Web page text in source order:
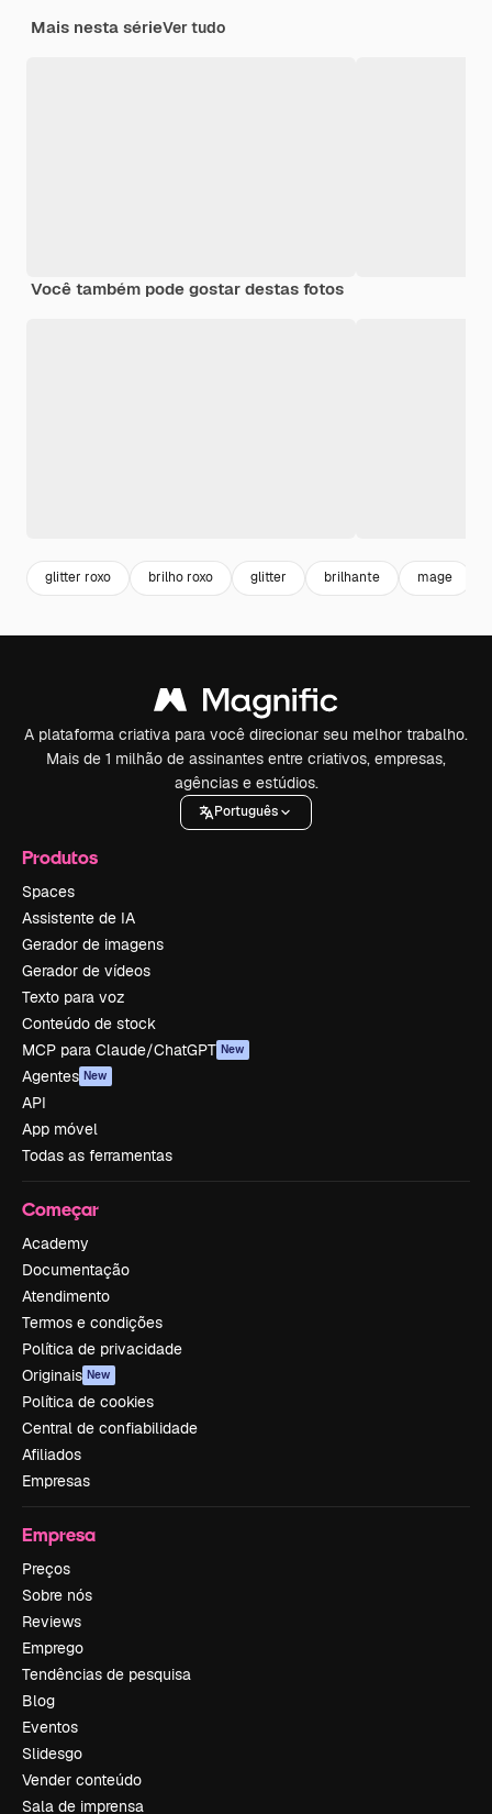
Mais nesta sérieVer tudo
Você também pode gostar destas fotos
glitter roxo brilho roxo glitter brilhante mage
A plataforma criativa para você direcionar seu melhor trabalho.
Mais de 1 milhão de assinantes entre criativos, empresas,
agências e estúdios.
Português
Produtos
Spaces
Assistente de IA
Gerador de imagens
Gerador de vídeos
Texto para voz
Conteúdo de stock
MCP para Claude/ChatGPT New
Agentes New
API
App móvel
Todas as ferramentas
Começar
Academy
Documentação
Atendimento
Termos e condições
Política de privacidade
Originais New
Política de cookies
Central de confiabilidade
Afiliados
Empresas
Empresa
Preços
Sobre nós
Reviews
Emprego
Tendências de pesquisa
Blog
Eventos
Slidesgo
Vender conteúdo
Sala de imprensa